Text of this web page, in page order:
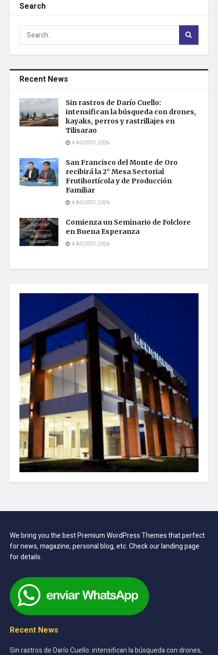
Search
Recent News
Sin rastros de Darío Cuello:
intensifican la búsqueda con drones,
kayaks, perros y rastrillajes en
Tilisarao
4 AGOSTO, 2026
San Francisco del Monte de Oro
recibirá la 2° Mesa Sectorial
Frutihortícola y de Producción
Familiar
4 AGOSTO, 2026
Comienza un Seminario de Folclore
en Buena Esperanza
4 AGOSTO, 2026
We bring you the best Premium WordPress Themes that perfect
for news, magazine, personal blog, etc. Check our landing page
for details.
Recent News
Sin rastros de Darío Cuello: intensifican la búsqueda con drones,